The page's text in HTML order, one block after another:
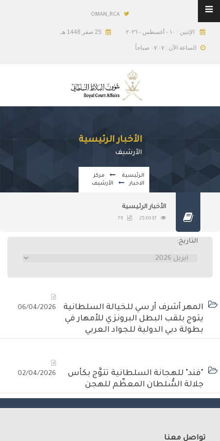
OMAN_RCA
الإثنين : ١٠ - أغسطس - ٢٠٢٦ 25 صفر 1448 هـ
الساعة الآن : ٠٧:٠٧ صباحاً
الأخبار الرئيسية
الأرشيف
الرئيسية
مركز
الاخبار
الأرشيف
الأخبار الرئيسية
253037
79
التاريخ:
المهر أشرف أر سي للخيالة السلطانية
يتوج بلقب البطل البرونزي للأمهار في
بطولة دبي الدولية للجواد العربي
06/04/2026
"فند" للهجانة السلطانية تتوَّج بكأس
جلالة السُّلطان المعظّم للهجن
02/04/2026
تواصل معنا